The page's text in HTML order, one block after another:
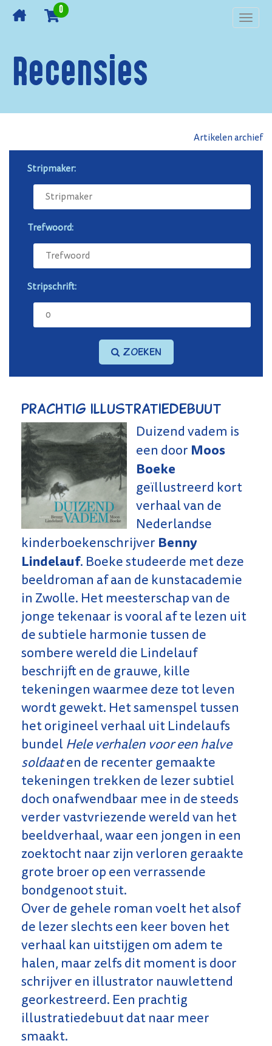
0
Recensies
Artikelen archief
Stripmaker:
Trefwoord:
Stripschrift:
Zoeken
Prachtig illustratiedebuut
Duizend vadem is
een door Moos
Boeke
geïllustreerd kort
verhaal van de
Nederlandse
kinderboekenschrijver Benny
Lindelauf. Boeke studeerde met deze
beeldroman af aan de kunstacademie
in Zwolle. Het meesterschap van de
jonge tekenaar is vooral af te lezen uit
de subtiele harmonie tussen de
sombere wereld die Lindelauf
beschrijft en de grauwe, kille
tekeningen waarmee deze tot leven
wordt gewekt. Het samenspel tussen
het origineel verhaal uit Lindelaufs
bundel Hele verhalen voor een halve
soldaaten de recenter gemaakte
tekeningen trekken de lezer subtiel
doch onafwendbaar mee in de steeds
verder vastvriezende wereld van het
beeldverhaal, waar een jongen in een
zoektocht naar zijn verloren geraakte
grote broer op een verrassende
bondgenoot stuit.
Over de gehele roman voelt het alsof
de lezer slechts een keer boven het
verhaal kan uitstijgen om adem te
halen, maar zelfs dit moment is door
schrijver en illustrator nauwlettend
georkestreerd. Een prachtig
illustratiedebuut dat naar meer
smaakt.